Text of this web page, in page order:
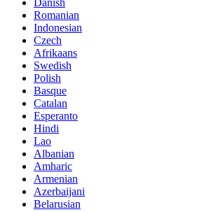
Danish
Romanian
Indonesian
Czech
Afrikaans
Swedish
Polish
Basque
Catalan
Esperanto
Hindi
Lao
Albanian
Amharic
Armenian
Azerbaijani
Belarusian